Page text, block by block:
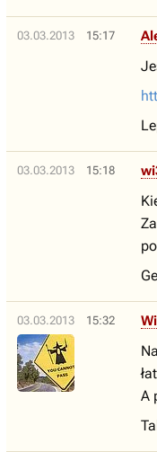
03.03.2013 15:17
03.03.2013 15:18
03.03.2013 15:32
A